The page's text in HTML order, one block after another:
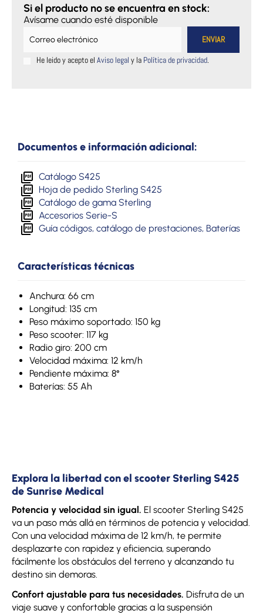
Si el producto no se encuentra en stock:
Avísame cuando esté disponible
He leido y acepto el Aviso legal y la Política de privacidad.
Documentos e información adicional:
Catálogo S425
Hoja de pedido Sterling S425
Catálogo de gama Sterling
Accesorios Serie-S
Guía códigos, catálogo de prestaciones, Baterías
Características técnicas
Anchura: 66 cm
Longitud: 135 cm
Peso máximo soportado: 150 kg
Peso scooter: 117 kg
Radio giro: 200 cm
Velocidad máxima: 12 km/h
Pendiente máxima: 8°
Baterías: 55 Ah
Explora la libertad con el scooter Sterling S425
de Sunrise Medical
Potencia y velocidad sin igual. El scooter Sterling S425
va un paso más allá en términos de potencia y velocidad.
Con una velocidad máxima de 12 km/h, te permite
desplazarte con rapidez y eficiencia, superando
fácilmente los obstáculos del terreno y alcanzando tu
destino sin demoras.
Confort ajustable para tus necesidades. Disfruta de un
viaje suave y confortable gracias a la suspensión